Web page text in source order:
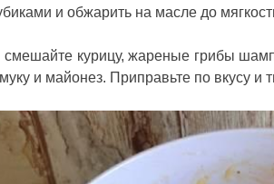
и обжарить на масле до
курицу, жареные грибы
и майонез. Приправьте по вкусу